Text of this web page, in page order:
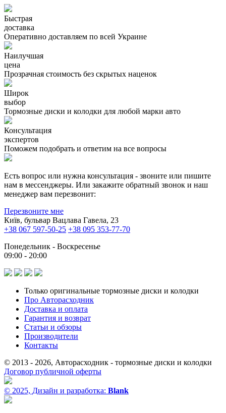
Быстрая
доставка
Оперативно доставляем по всей Украине
Наилучшая
цена
Прозрачная стоимость без скрытых наценок
Широк
выбор
Тормозные диски и колодки для любой марки авто
Консультация
экспертов
Поможем подобрать и ответим на все вопросы
Есть вопрос или нужна консультация - звоните или пишите
нам в мессенджеры. Или закажите обратный звонок и наш
менеджер вам перезвонит:
Перезвоните мне
Київ, бульвар Вацлава Гавела, 23
+38 067 597-50-25 +38 095 353-77-70
Понедельник - Воскресенье
09:00 - 20:00
Только оригинальные тормозные диски и колодки
Про Авторасходник
Доставка и оплата
Гарантия и возврат
Статьи и обзоры
Производители
Контакты
© 2013 - 2026, Авторасходник - тормозные диски и колодки
Договор публичной оферты
© 2025, Дизайн и разработка: Blank